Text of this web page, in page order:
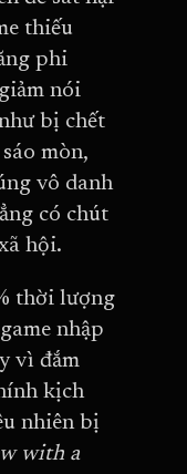
thiếu
phi
nói
bị chết
mòn,
vô danh
có chút
hội.
thời lượng
nhập
vì đắm
kịch
nhiên bị
with a